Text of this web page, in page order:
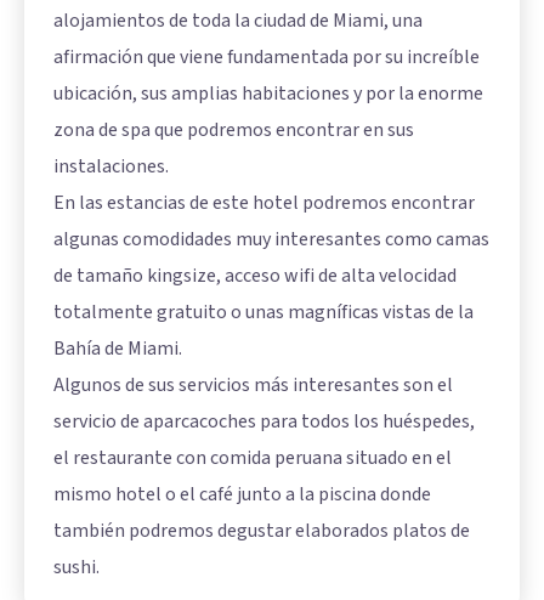
alojamientos de toda la ciudad de Miami, una
afirmación que viene fundamentada por su increíble
ubicación, sus amplias habitaciones y por la enorme
zona de spa que podremos encontrar en sus
instalaciones.
En las estancias de este hotel podremos encontrar
algunas comodidades muy interesantes como camas
de tamaño kingsize, acceso wifi de alta velocidad
totalmente gratuito o unas magníficas vistas de la
Bahía de Miami.
Algunos de sus servicios más interesantes son el
servicio de aparcacoches para todos los huéspedes,
el restaurante con comida peruana situado en el
mismo hotel o el café junto a la piscina donde
también podremos degustar elaborados platos de
sushi.